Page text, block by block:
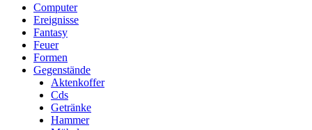
Computer
Ereignisse
Fantasy
Feuer
Formen
Gegenstände
Aktenkoffer
Cds
Getränke
Hammer